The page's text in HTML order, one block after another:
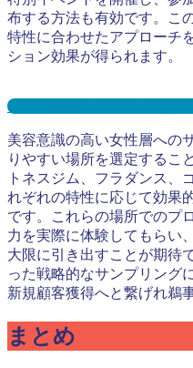
布する方法も有効です。こ
特性に合わせたアプローチ
ション効果が得られます。
ゴルフ場サンプリングとは
美容意識の高い女性層への
りやすい場所を選定するこ
トネスジム、フラダンス、
れぞれの特性に応じて効果
です。これらの場所でのプ
力を実際に体験してもらい
大限に引き出すことが期待
った戦略的なサンプリング
新規顧客獲得へと繋げれ鵜
まとめ